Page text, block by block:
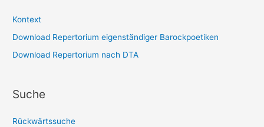
Kontext
Download Repertorium eigenständiger Barockpoetiken
Download Repertorium nach DTA
Suche
Rückwärtssuche